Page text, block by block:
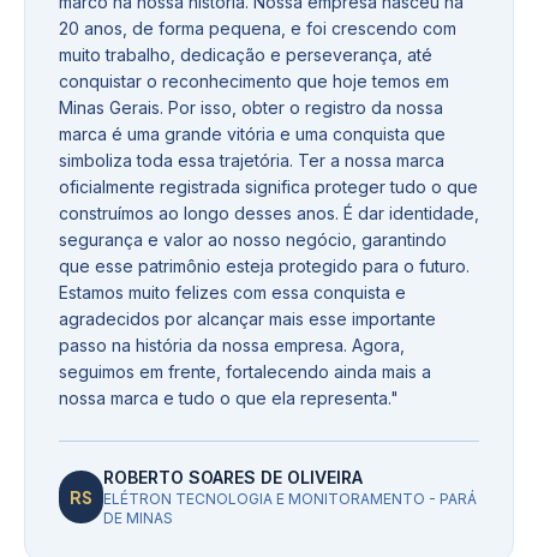
20 anos, de forma pequena, e foi crescendo com
muito trabalho, dedicação e perseverança, até
conquistar o reconhecimento que hoje temos em
Minas Gerais. Por isso, obter o registro da nossa
marca é uma grande vitória e uma conquista que
simboliza toda essa trajetória. Ter a nossa marca
oficialmente registrada significa proteger tudo o que
construímos ao longo desses anos. É dar identidade,
segurança e valor ao nosso negócio, garantindo
que esse patrimônio esteja protegido para o futuro.
Estamos muito felizes com essa conquista e
agradecidos por alcançar mais esse importante
passo na história da nossa empresa. Agora,
seguimos em frente, fortalecendo ainda mais a
nossa marca e tudo o que ela representa."
RS
ROBERTO SOARES DE OLIVEIRA
ELÉTRON TECNOLOGIA E MONITORAMENTO - PARÁ
DE MINAS